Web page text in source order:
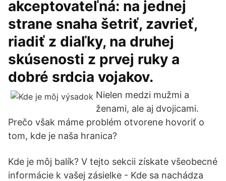
akceptovateľná: na jednej
strane snaha šetriť, zavrieť,
riadiť z diaľky, na druhej
skúsenosti z prvej ruky a
dobré srdcia vojakov.
Nielen medzi mužmi a
ženami, ale aj dvojicami.
Prečo však máme problém otvorene hovoriť o
tom, kde je naša hranica?
Kde je môj balík? V tejto sekcii získate všeobecné
informácie k vašej zásielke - Kde sa nachádza